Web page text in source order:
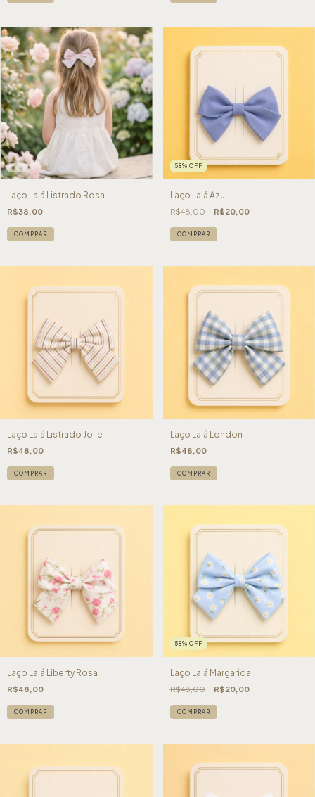
Laço Lalá Listrado Rosa
R$38,00
COMPRAR
58% OFF
Laço Lalá Azul
R$48,00 R$20,00
COMPRAR
Laço Lalá Listrado Jolie
R$48,00
COMPRAR
Laço Lalá London
R$48,00
COMPRAR
Laço Lalá Liberty Rosa
R$48,00
COMPRAR
58% OFF
Laço Lalá Margarida
R$48,00 R$20,00
COMPRAR